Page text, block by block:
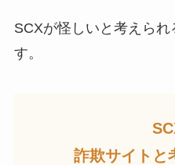
SCXが怪しいと考えら
す。
詐欺サイトと